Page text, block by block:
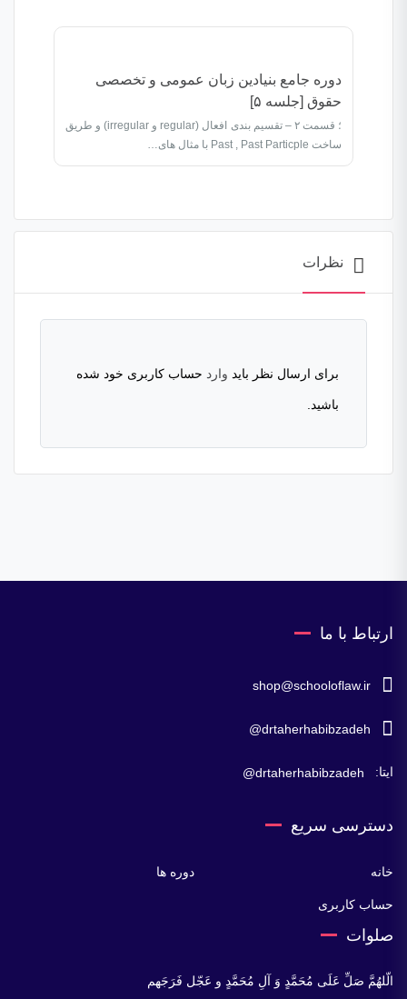
دوره جامع بنیادین زبان عمومی و تخصصی
حقوق [جلسه ۵]
؛ قسمت ۲ – تقسیم بندی افعال (regular و irregular) و طریق
ساخت Past , Past Particple با مثال های…
نظرات
برای ارسال نظر باید وارد حساب کاربری خود شده
باشید.
ارتباط با ما
shop@schooloflaw.ir
drtaherhabibzadeh@
ایتا: drtaherhabibzadeh@
دسترسی سریع
خانه دوره ها
حساب کاربری
صلوات
الّلهُمَّ صَلِّ عَلَی مُحَمَّدٍ وَ آلِ مُحَمَّدٍ و عَجّل فَرَجَهم